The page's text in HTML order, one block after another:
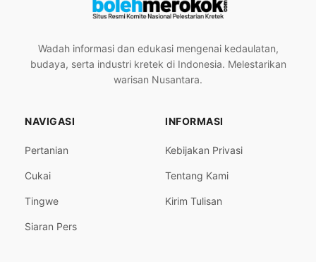
Wadah informasi dan edukasi mengenai kedaulatan,
budaya, serta industri kretek di Indonesia. Melestarikan
warisan Nusantara.
NAVIGASI
Pertanian
Cukai
Tingwe
Siaran Pers
INFORMASI
Kebijakan Privasi
Tentang Kami
Kirim Tulisan